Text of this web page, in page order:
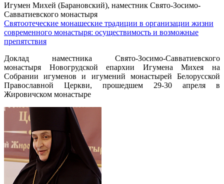
Игумен Михей (Барановский), наместник Свято-Зосимо-
Савватиевского монастыря
Святоотеческие монашеские традиции в организации жизни
современного монастыря: осуществимость и возможные
препятствия
Доклад наместника Свято-Зосимо-Савватиевского
монастыря Новогрудской епархии Игумена Михея на
Собрании игуменов и игумений монастырей Белорусской
Православной Церкви, прошедшем 29-30 апреля в
Жировичском монастыре